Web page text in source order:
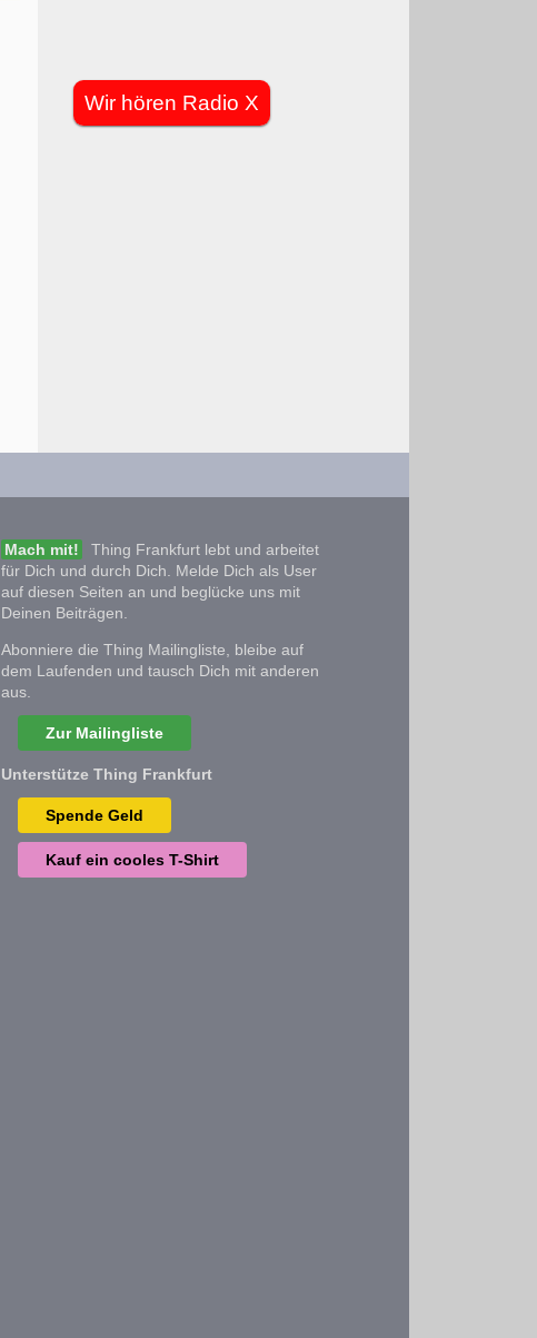
Wir hören Radio X
Mach mit!
Thing Frankfurt lebt und arbeitet
für Dich und durch Dich. Melde Dich als User
auf diesen Seiten an und beglücke uns mit
Deinen Beiträgen.
Abonniere die Thing Mailingliste, bleibe auf
dem Laufenden und tausch Dich mit anderen
aus.
Zur Mailingliste
Unterstütze Thing Frankfurt
Spende Geld
Kauf ein cooles T-Shirt